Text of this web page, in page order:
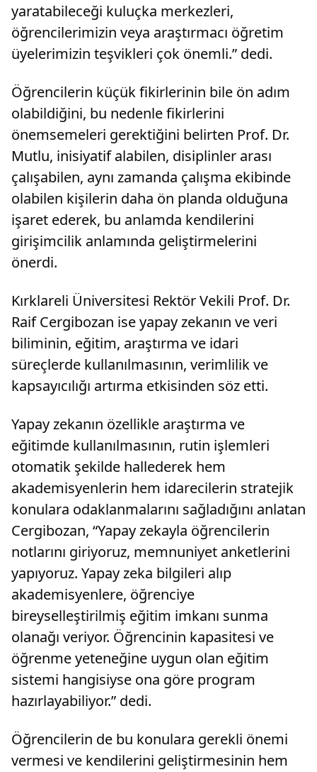
yaratabileceği kuluçka merkezleri,
öğrencilerimizin veya araştırmacı öğretim
üyelerimizin teşvikleri çok önemli.” dedi.
Öğrencilerin küçük fikirlerinin bile ön adım
olabildiğini, bu nedenle fikirlerini
önemsemeleri gerektiğini belirten Prof. Dr.
Mutlu, inisiyatif alabilen, disiplinler arası
çalışabilen, aynı zamanda çalışma ekibinde
olabilen kişilerin daha ön planda olduğuna
işaret ederek, bu anlamda kendilerini
girişimcilik anlamında geliştirmelerini
önerdi.
Kırklareli Üniversitesi Rektör Vekili Prof. Dr.
Raif Cergibozan ise yapay zekanın ve veri
biliminin, eğitim, araştırma ve idari
süreçlerde kullanılmasının, verimlilik ve
kapsayıcılığı artırma etkisinden söz etti.
Yapay zekanın özellikle araştırma ve
eğitimde kullanılmasının, rutin işlemleri
otomatik şekilde hallederek hem
akademisyenlerin hem idarecilerin stratejik
konulara odaklanmalarını sağladığını anlatan
Cergibozan, “Yapay zekayla öğrencilerin
notlarını giriyoruz, memnuniyet anketlerini
yapıyoruz. Yapay zeka bilgileri alıp
akademisyenlere, öğrenciye
bireyselleştirilmiş eğitim imkanı sunma
olanağı veriyor. Öğrencinin kapasitesi ve
öğrenme yeteneğine uygun olan eğitim
sistemi hangisiyse ona göre program
hazırlayabiliyor.” dedi.
Öğrencilerin de bu konulara gerekli önemi
vermesi ve kendilerini geliştirmesinin hem